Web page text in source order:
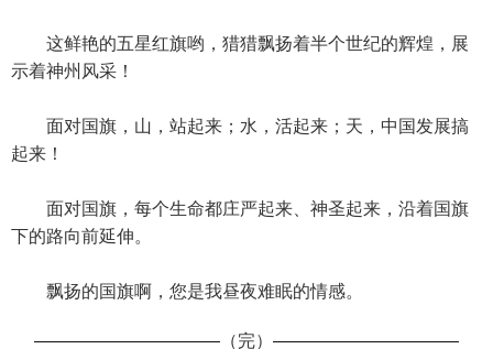
这鲜艳的五星红旗哟，猎猎飘扬着半个世纪的辉煌，展
示着神州风采！
面对国旗，山，站起来；水，活起来；天，中国发展搞
起来！
面对国旗，每个生命都庄严起来、神圣起来，沿着国旗
下的路向前延伸。
飘扬的国旗啊，您是我昼夜难眠的情感。
（完）